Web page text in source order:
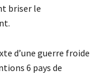
briser le
d’une guerre froide
6 pays de